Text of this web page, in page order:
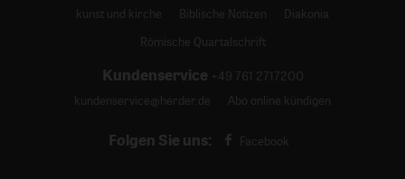
kunst und kirche
Biblische Notizen
Diakonia
Römische Quartalschrift
Kundenservice +49 761 2717200
kundenservice@herder.de
Abo online kündigen
Folgen Sie uns: Facebook